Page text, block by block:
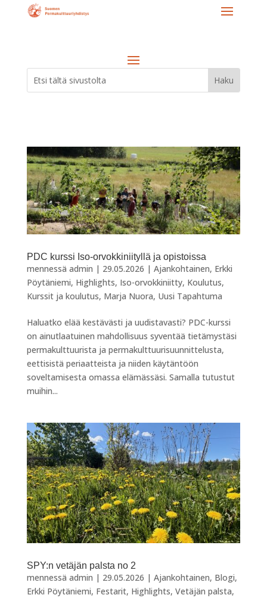
PDC kurssi Iso-orvokkiniityllä ja opistoissa
mennessä admin | 29.05.2026 | Ajankohtainen, Erkki
Pöytäniemi, Highlights, Iso-orvokkiniitty, Koulutus,
Kurssit ja koulutus, Marja Nuora, Uusi Tapahtuma
Haluatko elää kestävästi ja uudistavasti? PDC-kurssi
on ainutlaatuinen mahdollisuus syventää tietämystäsi
permakulttuurista ja permakulttuurisuunnittelusta,
eettisistä periaatteista ja niiden käytäntöön
soveltamisesta omassa elämässäsi. Samalla tutustut
muihin...
SPY:n vetäjän palsta no 2
mennessä admin | 29.05.2026 | Ajankohtainen, Blogi,
Erkki Pöytäniemi, Festarit, Highlights, Vetäjän palsta,